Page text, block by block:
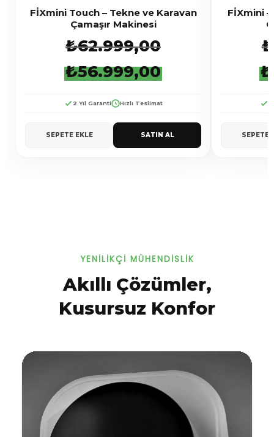
FİXmini Touch – Tekne ve Karavan
Çamaşır Makinesi
₺62.999,00
₺56.999,00
2 Yıl Garanti Hızlı Teslimat
SEPETE EKLE SATIN AL
FİXmini
₺
₺
SEPETE
YENILIKÇI MÜHENDISLIK
Akıllı Çözümler,
Kusursuz Konfor